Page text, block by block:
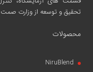
تحقیق و توسعه از وزارت
محصولات
NiruBlend